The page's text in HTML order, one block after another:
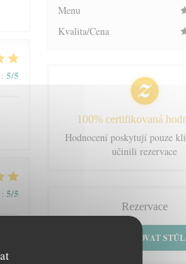
: 5/5
: 5/5
Menu
Kvalita/Cena
100% certifikovaná
Hodnocení poskytují pouze
učinili rezervace
Rezervace
REZERVOVAT STŮL